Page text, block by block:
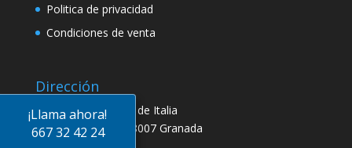
Politica de privacidad
Condiciones de venta
Dirección
Dirección:Avenida de Italia
Granada España, 18007 Granada
¡Llama ahora!
667 32 42 24